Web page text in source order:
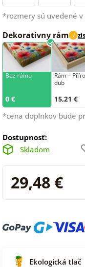
*rozmery sú uvedené
Dekoratívny rám i
Bez rámu
0 €
Rám –⁠⁠⁠⁠⁠⁠
dub
15,21 €
*cena doplnkov bude
Dostupnosť:
Skladom
29,48 €
Ekologická tlač